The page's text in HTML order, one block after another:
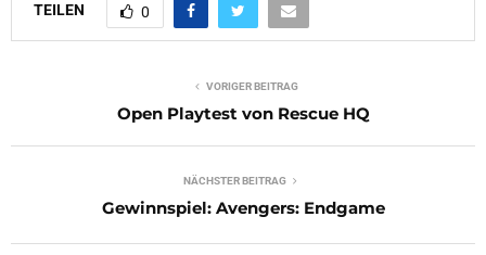
TEILEN 0
VORIGER BEITRAG
Open Playtest von Rescue HQ
NÄCHSTER BEITRAG
Gewinnspiel: Avengers: Endgame